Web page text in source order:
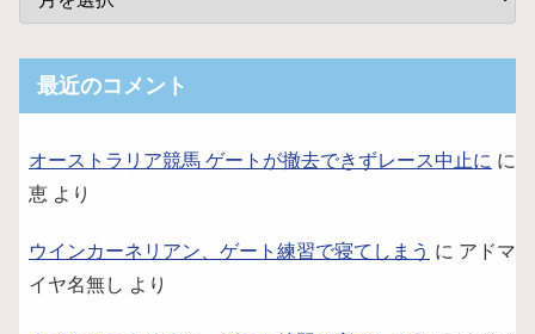
最近のコメント
オーストラリア競馬 ゲートが撤去できずレース中止に に
恵 より
ウインカーネリアン、ゲート練習で寝てしまう に アドマ
イヤ名無し より